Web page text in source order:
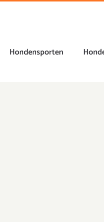
Hondensporten